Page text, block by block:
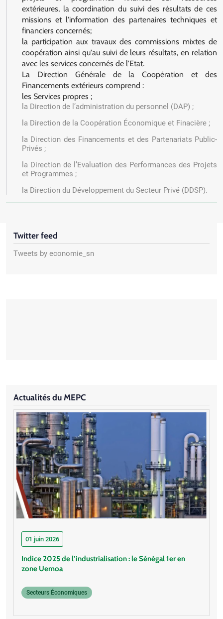
extérieures, la coordination du suivi des résultats de ces
missions et l'information des partenaires techniques et
financiers concernés;
la participation aux travaux des commissions mixtes de
coopération ainsi qu'au suivi de leurs résultats, en relation
avec les services concernés de l'Etat.
La Direction Générale de la Coopération et des
Financements extérieurs comprend :
les Services propres ;
la Direction de l’administration du personnel (DAP) ;
la Direction de la Coopération Économique et Finacière ;
la Direction des Financements et des Partenariats Public-
Privés ;
la Direction de l’Evaluation des Performances des Projets
et Programmes ;
la Direction du Développement du Secteur Privé (DDSP).
Twitter feed
Tweets by economie_sn
Actualités du MEPC
01 juin 2026
Indice 2025 de l’industrialisation : le Sénégal 1er en
zone Uemoa
Secteurs Économiques